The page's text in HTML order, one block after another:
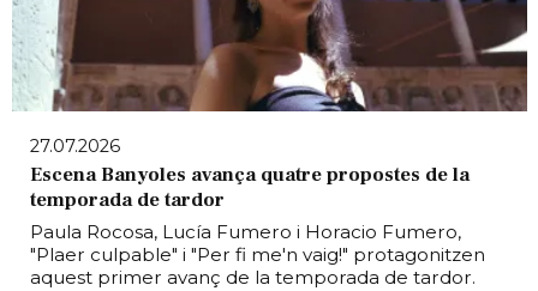
27.07.2026
Escena Banyoles avança quatre propostes de la
temporada de tardor
Paula Rocosa, Lucía Fumero i Horacio Fumero,
"Plaer culpable" i "Per fi me'n vaig!" protagonitzen
aquest primer avanç de la temporada de tardor.